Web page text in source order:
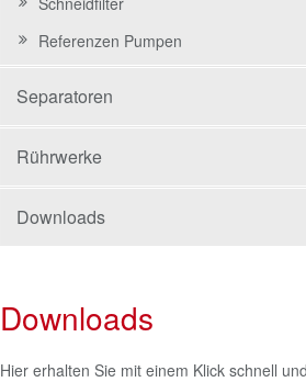
Referenzen Pumpen
Separatoren
Rührwerke
Downloads
Downloads
Hier erhalten Sie mit einem Klick schnell